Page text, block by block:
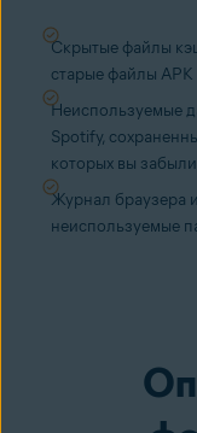
Скрытые файлы
старые файлы APK
Неиспользуемые
Spotify,
которых вы забыли
Журнал браузера
неиспользуемые